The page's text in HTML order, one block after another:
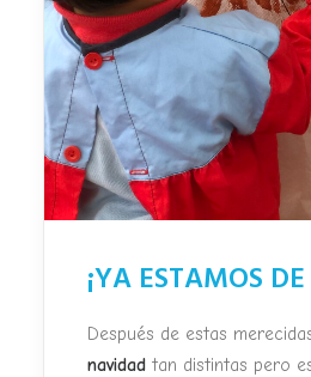
¡YA ESTAMOS
Después de estas
navidad tan distintas pero